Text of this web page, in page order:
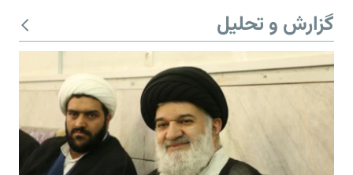
گزارش و تحلیل